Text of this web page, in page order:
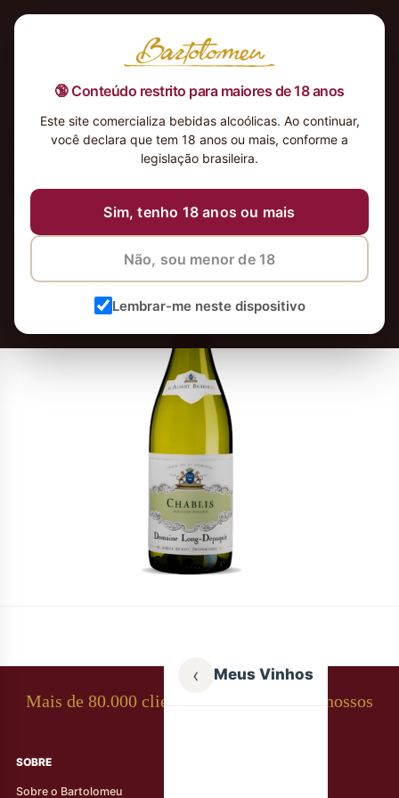
🔞 Conteúdo restrito para maiores de 18 anos
Este site comercializa bebidas alcoólicas. Ao continuar,
você declara que tem 18 anos ou mais, conforme a
legislação brasileira.
Sim, tenho 18 anos ou mais
Não, sou menor de 18
Lembrar-me neste dispositivo
Albert-Bichot-Chablis-2022-
Domaine-Long-Depaquit-Vinho-
Branco-Frances_4x
12 de maio de 2026 8 de junho de 2026
‹ Meus Vinhos
Mais de 80.000 clientes apaixonados por nossos
SOBRE
Sobre o Bartolomeu